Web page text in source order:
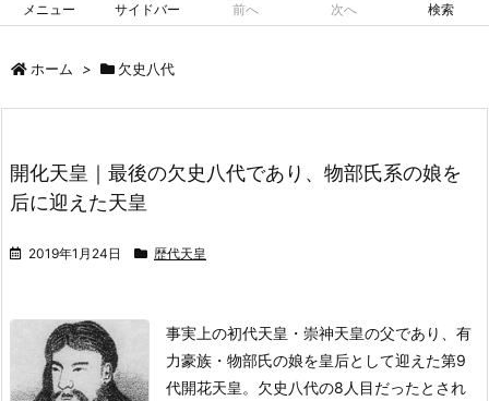
メニュー サイドバー 前へ 次へ 検索
ホーム > 欠史八代
開化天皇｜最後の欠史八代であり、物部氏系の娘を
后に迎えた天皇
2019年1月24日 歴代天皇
事実上の初代天皇・崇神天皇の父であり、有
力豪族・物部氏の娘を皇后として迎えた第9
代開花天皇。 欠史八代の8人目だったとされ